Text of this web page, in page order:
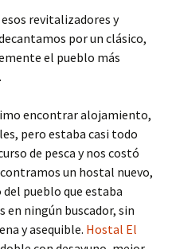
revitalizadores y
por un clásico,
el pueblo más
encontrar alojamiento,
pero estaba casi todo
de pesca y nos costó
un hostal nuevo,
pueblo que estaba
en ningún buscador, sin
y asequible. Hostal El